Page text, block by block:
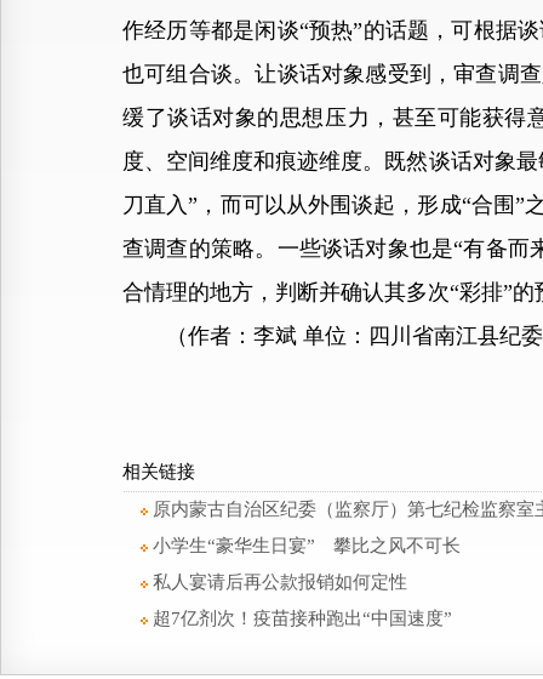
作经历等都是闲谈“预热”的话题，可根据
也可组合谈。让谈话对象感受到，审查调
缓了谈话对象的思想压力，甚至可能获得
度、空间维度和痕迹维度。既然谈话对象
刀直入”，而可以从外围谈起，形成“合围
查调查的策略。一些谈话对象也是“有备
合情理的地方，判断并确认其多次“彩排”
（作者：李斌 单位：四川省南江县纪
相关链接
原内蒙古自治区纪委（监察厅）第七纪检监察
小学生“豪华生日宴” 攀比之风不可长
私人宴请后再公款报销如何定性
超7亿剂次！疫苗接种跑出“中国速度”